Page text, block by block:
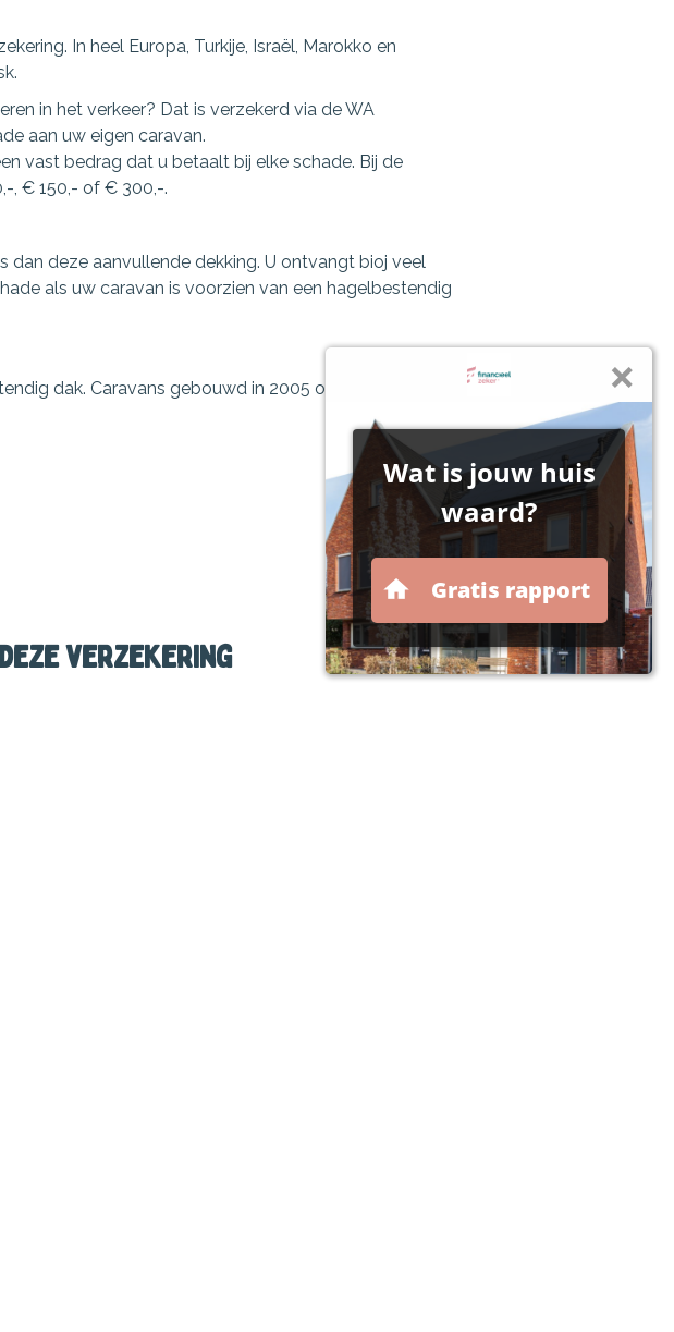
In heel Europa, Turkije, Israël, Marokko en
in het verkeer? Dat is verzekerd via de WA
aan uw eigen caravan.
vast bedrag dat u betaalt bij elke schade. Bij de
, € 150,- of € 300,-.
deze aanvullende dekking. U ontvangt bioj veel
als uw caravan is voorzien van een hagelbestendig
dak. Caravans gebouwd in 2005 of later met een
verzekering